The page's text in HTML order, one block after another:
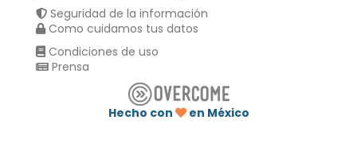
Seguridad de la información
Como cuidamos tus datos
Condiciones de uso
Prensa
Hecho con
en México